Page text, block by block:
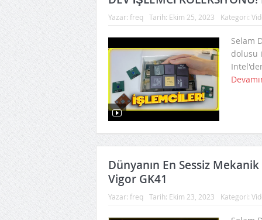
Yazar: freq Tarih: Ekim 25, 2023 Kategori:
Selam
dolusu
Dünyanın En Sessiz
Vigor GK41
Yazar: freq Tarih: Ekim 23, 2023 Kategori: